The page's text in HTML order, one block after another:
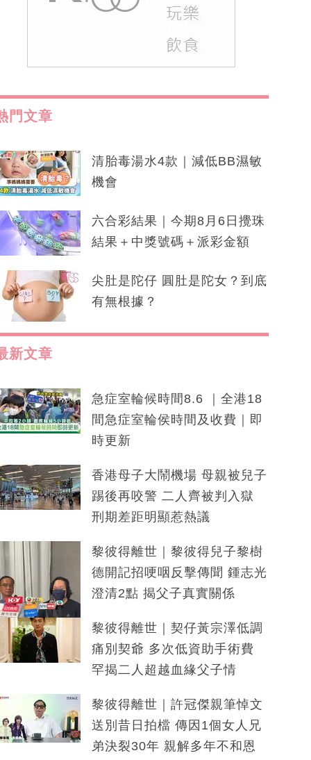
門文章
清胎毒湯水4款｜減低BB濕敏
機會
六合彩結果｜今期8月6日攪珠
結果＋中獎號碼＋派彩金額
尖肚是陀仔 圓肚是陀女？到底
有無根據？
新文章
急症室輪候時間8.6 ｜全港18
間急症室輪侯時間及收費｜即
時更新
香港母子大鬧機場 母親被兒子
踢後再咬警 二人齊被判入獄
刑期差距明顯惹熱議
黎彼得離世｜黎彼得兒子黎樹
德開記招哽咽反擊傳聞 鍾志光
澄清2點 揭父子真實關係
黎彼得離世｜契仔黃宗澤低調
痛別契爺 多次低資助手術費
罕揭二人超越血緣父子情
黎彼得離世｜許冠傑親筆悼文
送別昔日拍檔 傳因1個女人兄
弟決裂30年 親解多年不和恩